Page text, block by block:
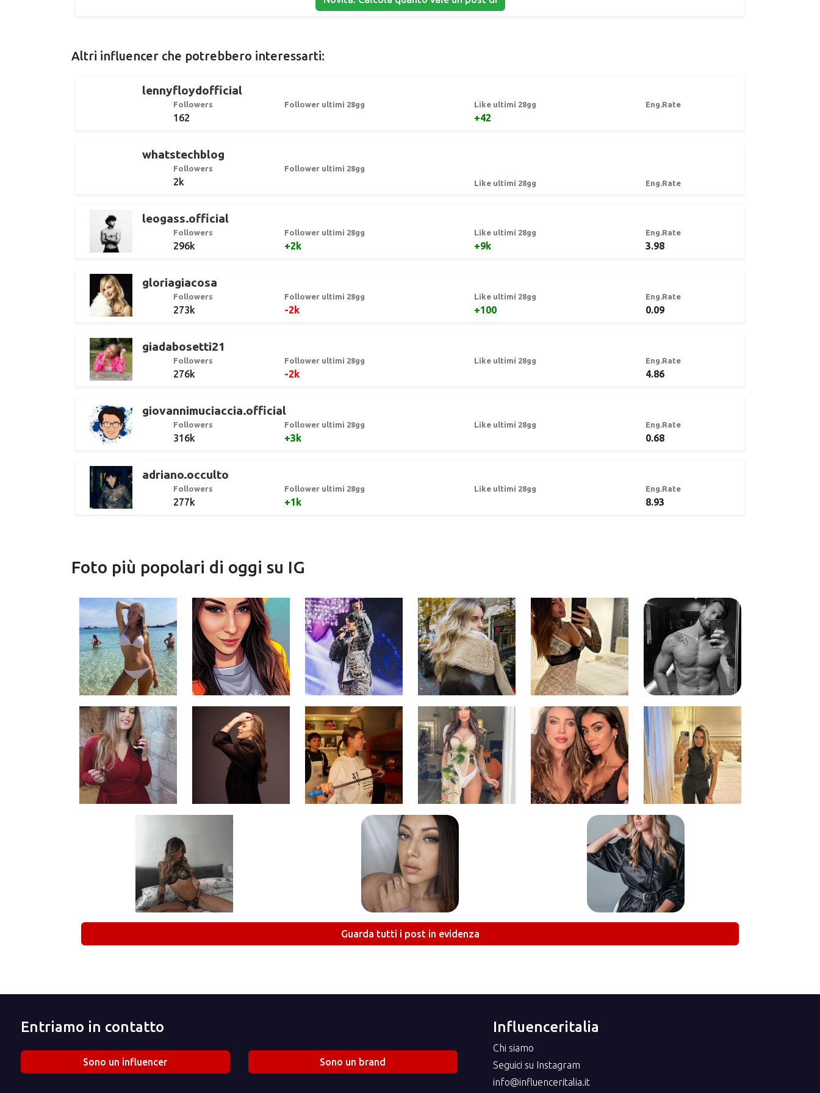
Altri influencer che potrebbero interessarti:
lennyfloydofficial
Followers
162
Follower ultimi 28gg Like ultimi 28gg
+42
Eng.Rate
whatstechblog
Followers
2k
Follower ultimi 28gg
Like ultimi 28gg
Eng.Rate
leogass.official
Followers
296k
Follower ultimi 28gg
+2k
Like ultimi 28gg
+9k
Eng.Rate
3.98
gloriagiacosa
Followers
273k
Follower ultimi 28gg
-2k
Like ultimi 28gg
+100
Eng.Rate
0.09
giadabosetti21
Followers
276k
Follower ultimi 28gg
-2k
Like ultimi 28gg Eng.Rate
4.86
giovannimuciaccia.official
Followers
316k
Follower ultimi 28gg
+3k
Like ultimi 28gg Eng.Rate
0.68
adriano.occulto
Followers
277k
Follower ultimi 28gg
+1k
Like ultimi 28gg Eng.Rate
8.93
Foto più popolari di oggi su IG
Guarda tutti i post in evidenza
Entriamo in contatto
Sono un influencer Sono un brand
Influenceritalia
Chi siamo
Seguici su Instagram
info@influenceritalia.it